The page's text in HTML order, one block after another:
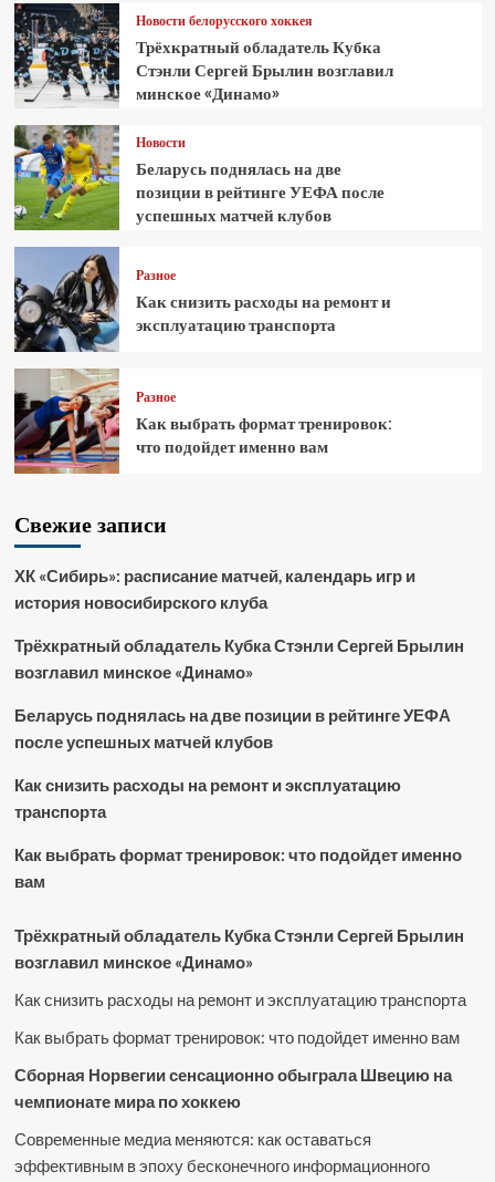
Новости белорусского хоккея
Трёхкратный обладатель Кубка
Стэнли Сергей Брылин возглавил
минское «Динамо»
Новости
Беларусь поднялась на две
позиции в рейтинге УЕФА после
успешных матчей клубов
Разное
Как снизить расходы на ремонт и
эксплуатацию транспорта
Разное
Как выбрать формат тренировок:
что подойдет именно вам
Свежие записи
ХК «Сибирь»: расписание матчей, календарь игр и
история новосибирского клуба
Трёхкратный обладатель Кубка Стэнли Сергей Брылин
возглавил минское «Динамо»
Беларусь поднялась на две позиции в рейтинге УЕФА
после успешных матчей клубов
Как снизить расходы на ремонт и эксплуатацию
транспорта
Как выбрать формат тренировок: что подойдет именно
вам
Трёхкратный обладатель Кубка Стэнли Сергей Брылин
возглавил минское «Динамо»
Как снизить расходы на ремонт и эксплуатацию транспорта
Как выбрать формат тренировок: что подойдет именно вам
Сборная Норвегии сенсационно обыграла Швецию на
чемпионате мира по хоккею
Современные медиа меняются: как оставаться
эффективным в эпоху бесконечного информационного